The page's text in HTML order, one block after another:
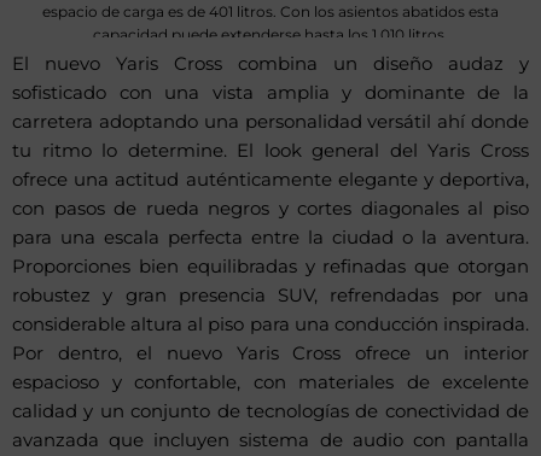
espacio de carga es de 401 litros. Con los asientos abatidos esta
capacidad puede extenderse hasta los 1.010 litros.
El nuevo Yaris Cross combina un diseño audaz y
sofisticado con una vista amplia y dominante de la
carretera adoptando una personalidad versátil ahí donde
tu ritmo lo determine. El look general del Yaris Cross
ofrece una actitud auténticamente elegante y deportiva,
con pasos de rueda negros y cortes diagonales al piso
para una escala perfecta entre la ciudad o la aventura.
Proporciones bien equilibradas y refinadas que otorgan
robustez y gran presencia SUV, refrendadas por una
considerable altura al piso para una conducción inspirada.
Por dentro, el nuevo Yaris Cross ofrece un interior
espacioso y confortable, con materiales de excelente
calidad y un conjunto de tecnologías de conectividad de
avanzada que incluyen sistema de audio con pantalla